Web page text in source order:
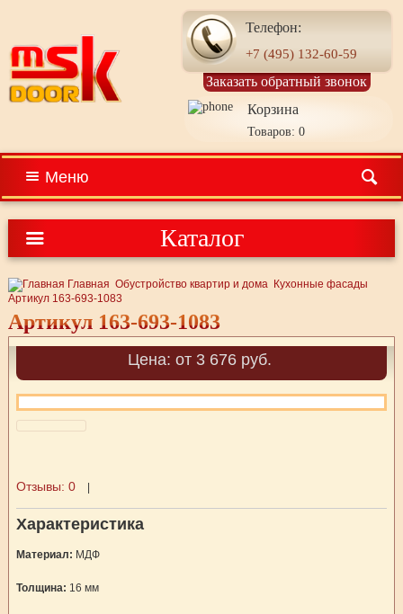
Телефон:
+7 (495) 132-60-59
Заказать обратный звонок
Корзина
Товаров: 0
Меню
Каталог
Главная Обустройство квартир и дома Кухонные фасады
Артикул 163-693-1083
Артикул 163-693-1083
Цена: от 3 676 руб.
Отзывы: 0
Характеристика
Материал: МДФ
Толщина: 16 мм